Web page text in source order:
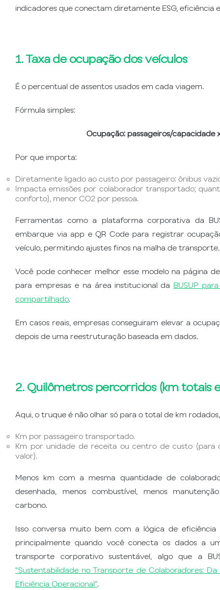
indicadores que conectam diretamente ESG, eficiência
1. Taxa de ocupação dos veículos
É o percentual de assentos usados em cada viagem.
Fórmula simples:
Ocupação: passageiros/capacidade
Por que importa:
Diretamente ligado ao custo por passageiro: ônibus
Impacta emissões por colaborador transportado;
conforto), menor CO2 por pessoa.
Ferramentas como a plataforma corporativa da
embarque via app e QR Code para registrar
veículo, permitindo ajustes finos na malha de transporte.
Você pode conhecer melhor esse modelo na página
para empresas e na área institucional da BUSUP
compartilhado.
Em casos reais, empresas conseguiram elevar a
depois de uma reestruturação baseada em dados.
2. Quilômetros percorridos (km totais
Aqui, o truque é não olhar só para o total de km
Km por passageiro transportado.
Km por unidade de receita ou centro de custo (para
valor).
Menos km com a mesma quantidade de
desenhada, menos combustível, menos
carbono.
Isso conversa muito bem com a lógica de eficiência
principalmente quando você conecta os dados a
transporte corporativo sustentável, algo que a
“Sustentabilidade no Transporte de Colaboradores: Da
Eficiência Operacional”.